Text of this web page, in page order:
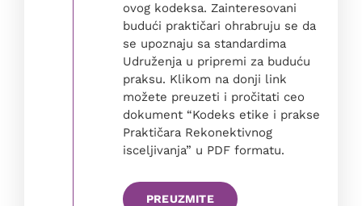
ovog kodeksa. Zainteresovani
budući praktičari ohrabruju se da
se upoznaju sa standardima
Udruženja u pripremi za buduću
praksu. Klikom na donji link
možete preuzeti i pročitati ceo
dokument “Kodeks etike i prakse
Praktičara Rekonektivnog
isceljivanja” u PDF formatu.
PREUZMITE